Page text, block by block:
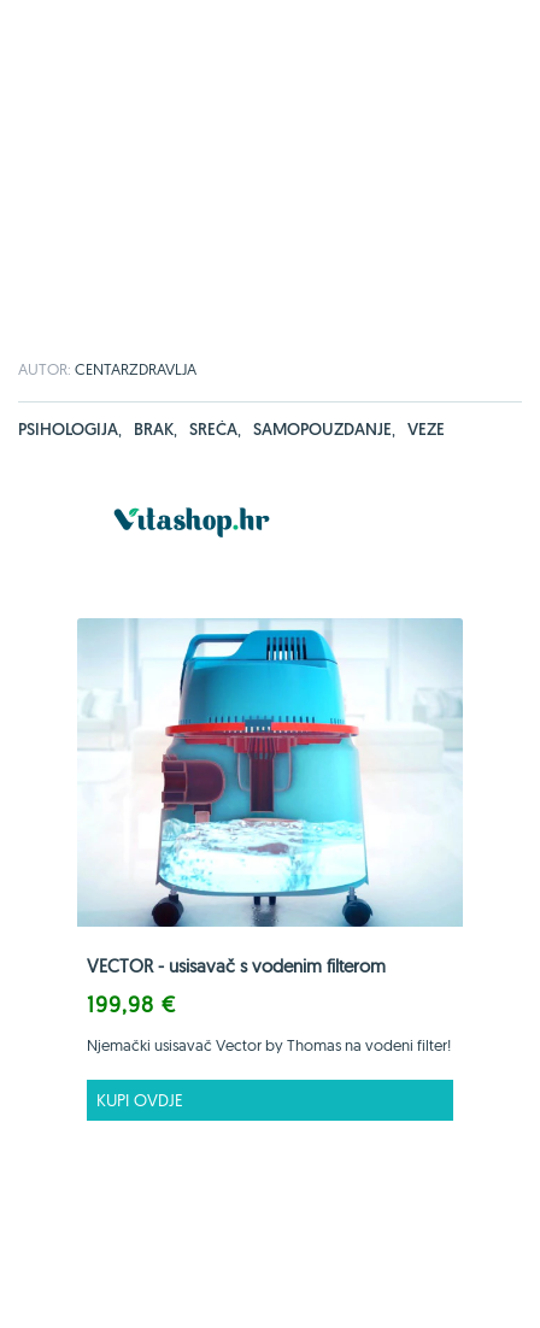
AUTOR: CENTARZDRAVLJA
PSIHOLOGIJA, BRAK, SREĆA, SAMOPOUZDANJE, VEZE
VECTOR - usisavač s vodenim filterom
199,98 €
Njemački usisavač Vector by Thomas na vodeni filter!
KUPI OVDJE